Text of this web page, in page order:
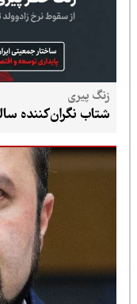
زنگ پیری
شتاب نگران‌کننده